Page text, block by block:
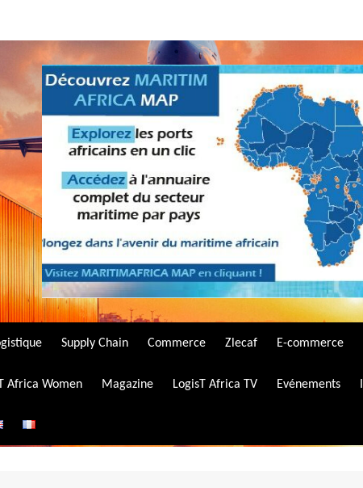
Supply Chain Commerce Zlecaf E-commerce
Africa Women Magazine LogisT Africa TV Evénements